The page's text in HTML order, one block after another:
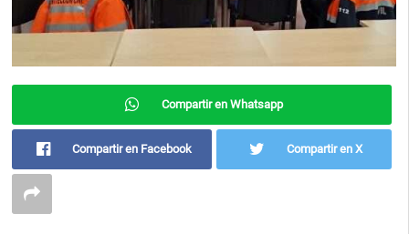
Compartir en Whatsapp
Compartir en Facebook Compartir en X